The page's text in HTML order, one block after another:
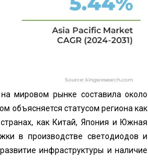
мировом рынке составила около
объясняется статусом региона как
как Китай, Япония и Южная
в производстве светодиодов и
инфраструктуры и наличие